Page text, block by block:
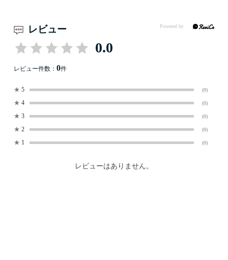
レビュー
0.0
レビュー件数： 0件
★ 5 (0)
★ 4 (0)
★ 3 (0)
★ 2 (0)
★ 1 (0)
レビューはありません。